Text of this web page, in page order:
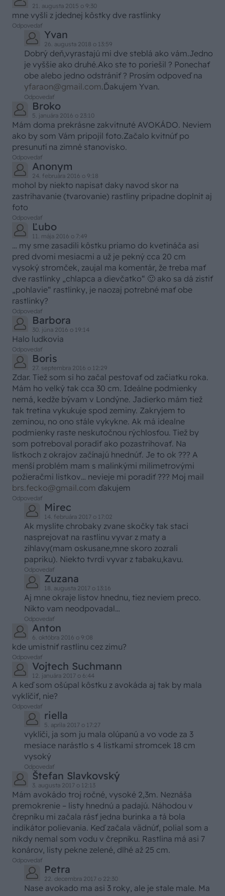
21. augusta 2015 o 9:30
mne vyšli z jdednej kôstky dve rastlinky
Odpovedať
Yvan
26. augusta 2018 o 13:59
Dobrý deň,vyrastajú mi dve steblá ako vám.Jedno
je vyššie ako druhé.Ako ste to poriešil ? Ponechať
obe alebo jedno odstrániť ? Prosím odpoveď na
yfaraon@gmail.com.Ďakujem Yvan.
Odpovedať
Broko
5. januára 2016 o 23:10
Mám doma prekrásne zakvitnuté AVOKÁDO. Neviem
ako by som Vám pripojil foto.Začalo kvitnúť po
presunutí na zimné stanovisko.
Odpovedať
Anonym
24. februára 2016 o 9:18
mohol by niekto napisat daky navod skor na
zastrihavanie (tvarovanie) rastliny pripadne doplnit aj
foto
Odpovedať
Ľubo
11. mája 2016 o 7:49
… my sme zasadili kôstku priamo do kvetináča asi
pred dvomi mesiacmi a už je pekný cca 20 cm
vysoký stromček, zaujal ma komentár, že treba mať
dve rastlinky „chlapca a dievčatko“ 🙂 ako sa dá zistiť
„pohlavie“ rastlinky, je naozaj potrebné mať obe
rastlinky?
Odpovedať
Barbora
30. júna 2016 o 19:14
Halo ludkovia
Odpovedať
Boris
27. septembra 2016 o 12:29
Zdar. Tiež som si ho začal pestovať od začiatku roka.
Mám ho velký tak cca 30 cm. Ideálne podmienky
nemá, kedže bývam v Londýne. Jadierko mám tiež
tak tretina vykukuje spod zeminy. Zakryjem to
zeminou, no ono stále vykykne. Ak má idealne
podmienky raste neskutočnou rýchlosťou. Tiež by
som potreboval poradiť ako pozastrihovať. Na
lístkoch z okrajov začínajú hnednúť. Je to ok ??? A
menší problém mam s malinkými milimetrovými
požieračmi listkov… nevieje mi poradiť ??? Moj mail
brs.fecko@gmail.com ďakujem
Odpovedať
Mirec
14. februára 2017 o 17:02
Ak myslite chrobaky zvane skočky tak staci
nasprejovat na rastlinu vyvar z maty a
zihlavy(mam oskusane,mne skoro zozrali
papriku). Niekto tvrdi vyvar z tabaku,kavu.
Odpovedať
Zuzana
18. augusta 2017 o 13:16
Aj mne okraje listov hnednu, tiez neviem preco.
Nikto vam neodpovadal…
Odpovedať
Anton
6. októbra 2016 o 9:08
kde umistniť rastlinu cez zimu?
Odpovedať
Vojtech Suchmann
12. januára 2017 o 6:44
A keď som ošúpal kôstku z avokáda aj tak by mala
vyklíčiť, nie?
Odpovedať
riella
5. apríla 2017 o 17:27
vyklíči, ja som ju mala olúpanú a vo vode za 3
mesiace narástlo s 4 listkami stromcek 18 cm
vysoký
Odpovedať
Štefan Slavkovský
3. augusta 2017 o 12:13
Mám avokádo troj ročné, vysoké 2,3m. Neznáša
premokrenie – listy hnednú a padajú. Náhodou v
črepníku mi začala rásť jedna burinka a tá bola
indikátor polievania. Keď začala vädnúť, polial som a
nikdy nemal som vodu v črepníku. Rastlina má asi 7
konárov, listy pekne zelené, dlhé až 25 cm.
Odpovedať
Petra
22. decembra 2017 o 22:30
Nase avokado ma asi 3 roky, ale je stale male. Ma